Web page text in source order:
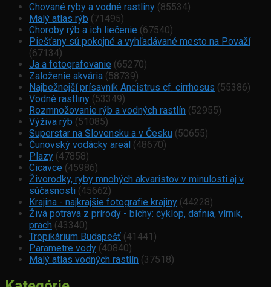
Chované ryby a vodné rastliny (85534)
Malý atlas rýb (71495)
Choroby rýb a ich liečenie (67540)
Piešťany sú pokojné a vyhľadávané mesto na Považí
(67134)
Ja a fotografovanie (65270)
Založenie akvária (58739)
Najbežnejší prísavník Ancistrus cf. cirrhosus (55386)
Vodné rastliny (53349)
Rozmnožovanie rýb a vodných rastlín (52955)
Výživa rýb (51085)
Superstar na Slovensku a v Česku (50655)
Čunovský vodácky areál (48670)
Plazy (47858)
Cicavce (45986)
Živorodky, ryby mnohých akvaristov v minulosti aj v
súčasnosti (45662)
Krajina - najkrajšie fotografie krajiny (44228)
Živá potrava z prírody - blchy: cyklop, dafnia, vírnik,
prach (43340)
Tropikárium Budapešť (41441)
Parametre vody (40840)
Malý atlas vodných rastlín (37518)